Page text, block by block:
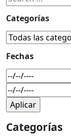
Categorías
Fechas
Categorías